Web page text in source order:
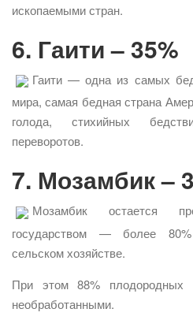
ископаемыми стран.
6. Гаити – 35%
Гаити — одна из самых
мира, самая бедная страна
голода, стихийных
переворотов.
7. Мозамбик –
Мозамбик остается
государством — более
сельском хозяйстве.
При этом 88% плодородных
необработанными.